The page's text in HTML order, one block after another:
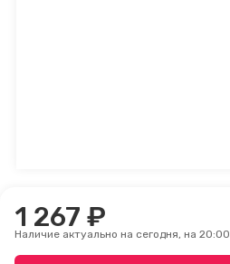
1 267 ₽
Наличие актуально на сегодня, на 20:00